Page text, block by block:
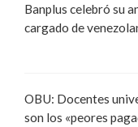
Banplus celebró su
cargado de
OBU: Docentes
son los «peores